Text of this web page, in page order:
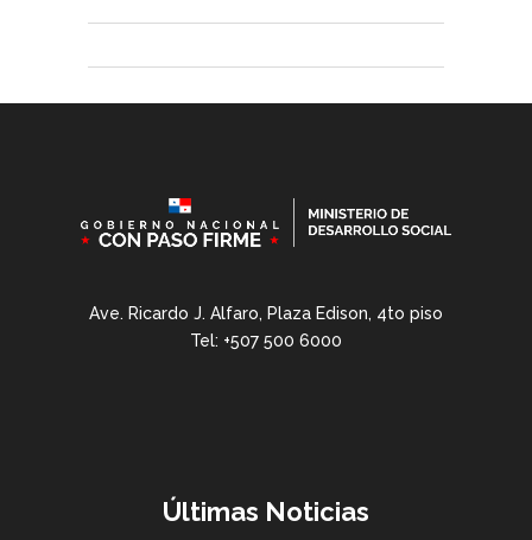
Ave. Ricardo J. Alfaro, Plaza Edison, 4to piso
Tel: +507 500 6000
Últimas Noticias